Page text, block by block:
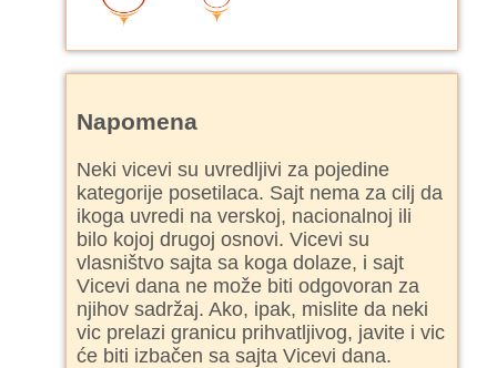
Napomena
Neki vicevi su uvredljivi za pojedine
kategorije posetilaca. Sajt nema za cilj da
ikoga uvredi na verskoj, nacionalnoj ili
bilo kojoj drugoj osnovi. Vicevi su
vlasništvo sajta sa koga dolaze, i sajt
Vicevi dana ne može biti odgovoran za
njihov sadržaj. Ako, ipak, mislite da neki
vic prelazi granicu prihvatljivog, javite i vic
će biti izbačen sa sajta Vicevi dana.